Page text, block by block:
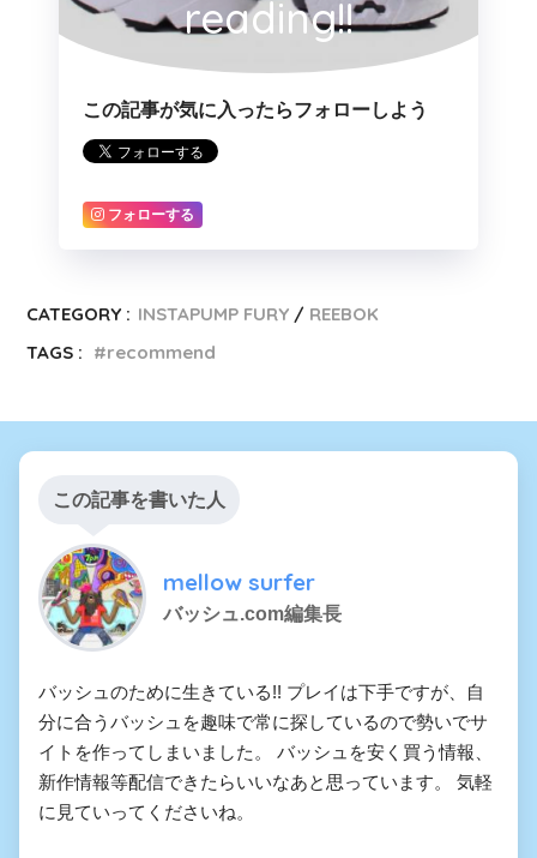
reading!!
この記事が気に入ったらフォローしよう
フォローする
CATEGORY : INSTAPUMP FURY
REEBOK
TAGS :
recommend
この記事を書いた人
mellow surfer
バッシュ.com編集長
バッシュのために生きている!! プレイは下手ですが、自
分に合うバッシュを趣味で常に探しているので勢いでサ
イトを作ってしまいました。 バッシュを安く買う情報、
新作情報等配信できたらいいなあと思っています。 気軽
に見ていってくださいね。